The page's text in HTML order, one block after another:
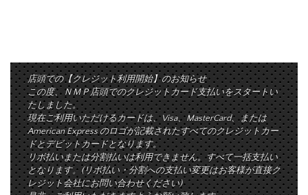
店頭での【クレジット利用開始】のお知らせ
この度、ＮＭＰ店頭でのクレジットカード支払いをスタートい
たしました。
現在ご利用いただけるカードは、Visa、MasterCard、または
American Express のロゴが記載されたすべてのクレジットカー
ドとデビットカードとなります。
リボ払いまたは分割払いは利用できません。すべて一括支払い
となります。(リボ払い・分割への支払い変更はお客様が直接ク
レジット会社にお問い合わせください)